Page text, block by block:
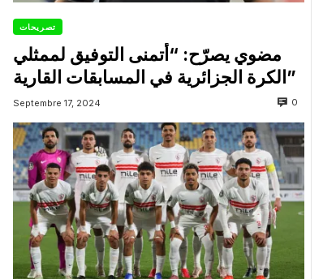
تصريحات
مضوي يصرّح: “أتمنى التوفيق لممثلي
الكرة الجزائرية في المسابقات القارية”
Septembre 17, 2024 0